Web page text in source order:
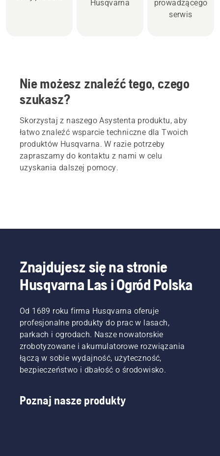
Husqvarna
prowadzącego
serwis
Nie możesz znaleźć tego, czego
szukasz?
Skorzystaj z naszego Asystenta produktu, aby
łatwo znaleźć wsparcie techniczne dla Twoich
produktów Husqvarna. W razie potrzeby
zapraszamy do kontaktu z nami w celu
uzyskania dalszej pomocy.
Znajdujesz się na stronie
Husqvarna Las i Ogród Polska
Od 1689 roku firma Husqvarna oferuje
profesjonalne produkty do prac w lasach,
parkach i ogrodach. Nasze nowatorskie
zrobotyzowane i akumulatorowe rozwiązania
łączą w sobie wydajność, użyteczność,
bezpieczeństwo i dbałość o środowisko.
Poznaj nasze produkty